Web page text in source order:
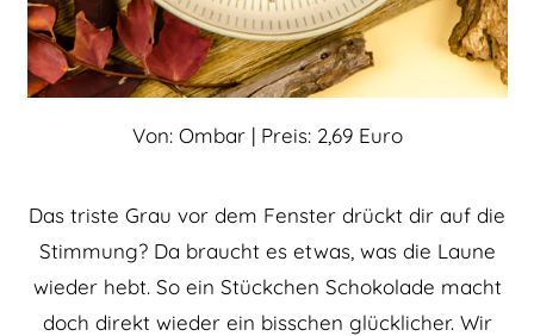
Von: Ombar | Preis: 2,69 Euro
Das triste Grau vor dem Fenster drückt dir auf die
Stimmung? Da braucht es etwas, was die Laune
wieder hebt. So ein Stückchen Schokolade macht
doch direkt wieder ein bisschen glücklicher. Wir